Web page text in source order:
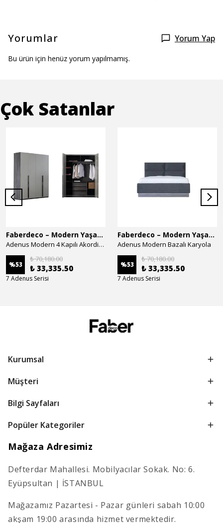
Yorumlar Yorum Yap
Bu ürün için henüz yorum yapılmamış.
Çok Satanlar
Faberdeco – Modern Yaşam Alanları İçin Özel Tasarım Mobilyalar
Adenus Modern 4 Kapılı Akordion Dolap
%53
₺ 70,180.00
₺ 33,335.50
7 Adenus Serisi
Faberdeco – Modern Yaşam Alanları İçin Özel Tasarım Mobilyalar
Adenus Modern Bazalı Karyola
%53
₺ 70,180.00
₺ 33,335.50
7 Adenus Serisi
Kurumsal
Müşteri
Bilgi Sayfaları
Popüler Kategoriler
Mağaza Adresimiz
Defterdar Mahallesi. Mobilyacılar Sokak. No: 6.
Eyüpsultan | İSTANBUL
Mağazamız Pazartesi - Pazar günleri sabah 10:00
akşam 19:00 arasında hizmet vermektedir.